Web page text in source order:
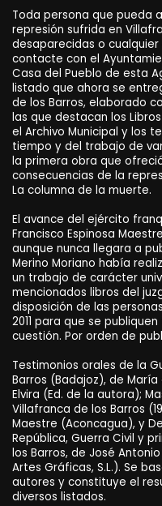
Toda persona que pueda
represión sufrida en
desaparecidas o
contacte con el
Casa del Pueblo de esta
listado que ahora se
de los Barros, elaborado
las que destacan los
el Archivo Municipal y los
tiempo y del trabajo de
la primera obra que
consecuencias de la
La columna de la muerte.
El avance del ejército
Francisco Espinosa
aunque nunca llegara a
Merino Moriano había
un trabajo de carácter
mencionados libros del
disposición de las
2011 para que se
cuestión. Por orden de
Testimonios orales de la
Barros (Badajoz), de María
Elvira (Ed. de la autora);
Villafranca de los Barros
Maestre (Aconcagua), y
República, Guerra Civil y
los Barros, de José
Artes Gráficas, S.L.). Se
autores y constituye el
diversos listados.